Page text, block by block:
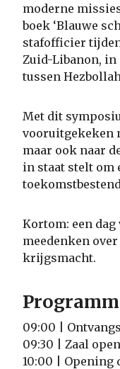
moderne
boek ‘Blauwe
stafofficier
Zuid-Libanon, in
tussen
Met dit
vooruitgekeken
maar ook naar
in staat stelt om
Kortom: een
meedenken
krijgsmacht.
09:00 |
09:30 | Zaal open
10:00 | Opening